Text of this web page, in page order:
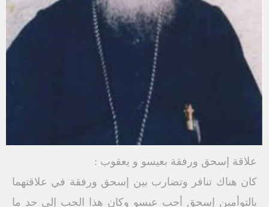
علاقة إسحق ورفقة بعيسو و يعقوب :
كان هناك تنافر وتضارب بين إسحق ورفقة في علاقتهما
بالتوأمين إسحق أحب عيسو وكان هذا الحب إلى حد ما